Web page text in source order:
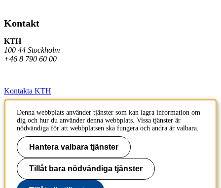
Kontakt
KTH
100 44 Stockholm
+46 8 790 60 00
Kontakta KTH
Jobba på KTH
Press och media
Faktura och betalning KTH
Om KTH:s webbplatser
Tillgänglighetsredogörelse
Denna webbplats använder tjänster som kan lagra information om
dig och hur du använder denna webbplats. Vissa tjänster är
nödvändiga för att webbplatsen ska fungera och andra är valbara.
Hantera valbara tjänster
Tillåt bara nödvändiga tjänster